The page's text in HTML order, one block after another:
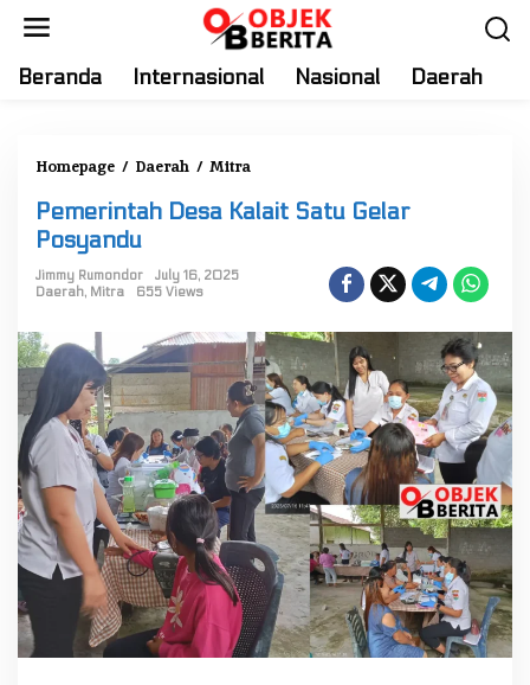
Beranda Internasional Nasional Daerah
Homepage / Daerah / Mitra
m
n
t
a
h
D
s
a
K
a
l
a
i
Pemerintah Desa Kalait Satu Gelar
Posyandu
Jimmy Rumondor
July 16, 2025
Daerah, Mitra 655 Views